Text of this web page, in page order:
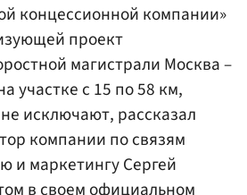
концессионной компании»
проект
магистрали Москва –
участке с 15 по 58 км,
исключают, рассказал
компании по связям
и маркетингу Сергей
в своем официальном